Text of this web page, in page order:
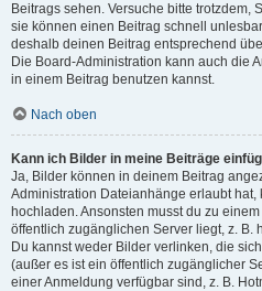
Beitrags sehen. Versuche bitte trotzdem,
sie können einen Beitrag schnell
deshalb deinen Beitrag entsprechend
Die Board-Administration kann auch die
in einem Beitrag benutzen kannst.
Nach oben
Kann ich Bilder in meine Beiträge
Ja, Bilder können in deinem Beitrag
Administration Dateianhänge erlaubt
hochladen. Ansonsten musst du zu
öffentlich zugänglichen Server liegt, z. B.
Du kannst weder Bilder verlinken, die
(außer es ist ein öffentlich zugänglicher
einer Anmeldung verfügbar sind, z. B.